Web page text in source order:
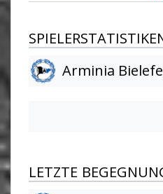
Arminia
LETZTE